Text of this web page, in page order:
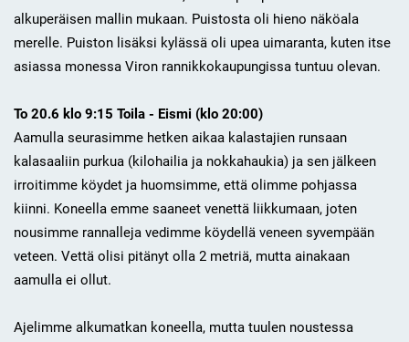
alkuperäisen mallin mukaan. Puistosta oli hieno näköala
merelle. Puiston lisäksi kylässä oli upea uimaranta, kuten itse
asiassa monessa Viron rannikkokaupungissa tuntuu olevan.
To 20.6 klo 9:15 Toila - Eismi (klo 20:00)
Aamulla seurasimme hetken aikaa kalastajien runsaan
kalasaaliin purkua (kilohailia ja nokkahaukia) ja sen jälkeen
irroitimme köydet ja huomsimme, että olimme pohjassa
kiinni. Koneella emme saaneet venettä liikkumaan, joten
nousimme rannalleja vedimme köydellä veneen syvempään
veteen. Vettä olisi pitänyt olla 2 metriä, mutta ainakaan
aamulla ei ollut.
Ajelimme alkumatkan koneella, mutta tuulen noustessa